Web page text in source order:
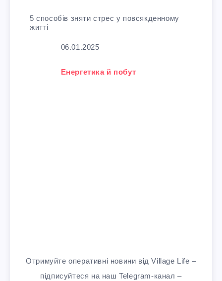
5 способів зняти стрес у повсякденному
житті
06.01.2025
У зв'язку з тим, що
Енергетика й побут
Отримуйте оперативні новини від Village Life –
підписуйтеся на наш Telegram-канал –